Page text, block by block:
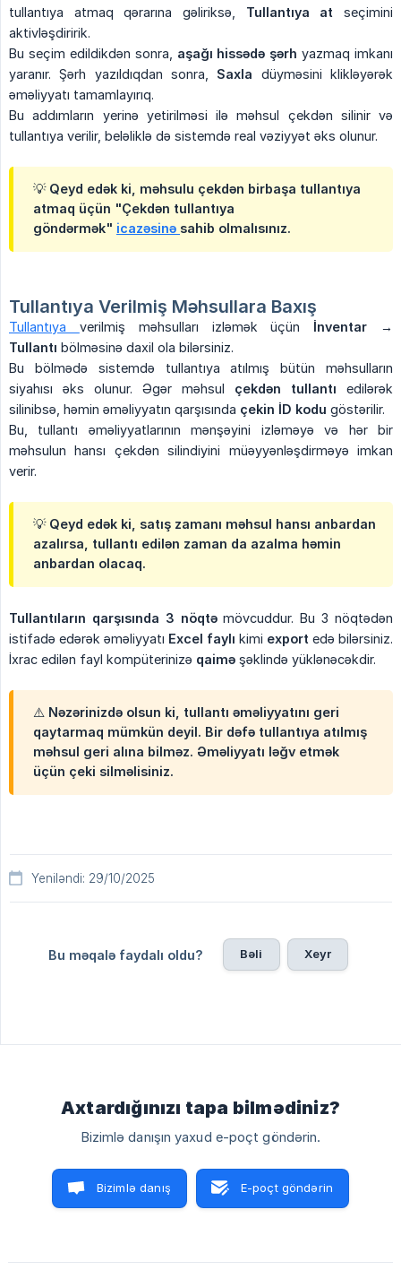
tullantıya atmaq qərarına gəliriksə, Tullantıya at seçimini
aktivləşdiririk.
Bu seçim edildikdən sonra, aşağı hissədə şərh yazmaq imkanı
yaranır. Şərh yazıldıqdan sonra, Saxla düyməsini klikləyərək
əməliyyatı tamamlayırıq.
Bu addımların yerinə yetirilməsi ilə məhsul çekdən silinir və
tullantıya verilir, beləliklə də sistemdə real vəziyyət əks olunur.
💡 Qeyd edək ki, məhsulu çekdən birbaşa tullantıya
atmaq üçün "Çekdən tullantıya
göndərmək" icazəsinə sahib olmalısınız.
Tullantıya Verilmiş Məhsullara Baxış
Tullantıya verilmiş məhsulları izləmək üçün İnventar →
Tullantı bölməsinə daxil ola bilərsiniz.
Bu bölmədə sistemdə tullantıya atılmış bütün məhsulların
siyahısı əks olunur. Əgər məhsul çekdən tullantı edilərək
silinibsə, həmin əməliyyatın qarşısında çekin İD kodu göstərilir.
Bu, tullantı əməliyyatlarının mənşəyini izləməyə və hər bir
məhsulun hansı çekdən silindiyini müəyyənləşdirməyə imkan
verir.
💡 Qeyd edək ki, satış zamanı məhsul hansı anbardan
azalırsa, tullantı edilən zaman da azalma həmin
anbardan olacaq.
Tullantıların qarşısında 3 nöqtəmövcuddur. Bu 3 nöqtədən
istifadə edərək əməliyyatı Excel faylı kimi export edə bilərsiniz.
İxrac edilən fayl kompüterinizə qaimə şəklində yüklənəcəkdir.
⚠️ Nəzərinizdə olsun ki, tullantı əməliyyatını geri
qaytarmaq mümkün deyil. Bir dəfə tullantıya atılmış
məhsul geri alına bilməz. Əməliyyatı ləğv etmək
üçün çeki silməlisiniz.
Yeniləndi: 29/10/2025
Bu məqalə faydalı oldu? Bəli Xeyr
Axtardığınızı tapa bilmədiniz?
Bizimlə danışın yaxud e-poçt göndərin.
Bizimlə danış E-poçt göndərin